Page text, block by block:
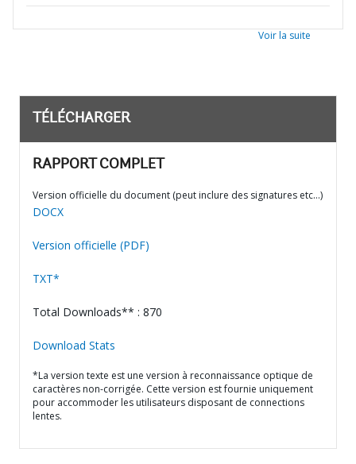
Voir la suite
TÉLÉCHARGER
RAPPORT COMPLET
Version officielle du document (peut inclure des signatures etc…)
DOCX
Version officielle (PDF)
TXT*
Total Downloads** : 870
Download Stats
*La version texte est une version à reconnaissance optique de
caractères non-corrigée. Cette version est fournie uniquement
pour accommoder les utilisateurs disposant de connections
lentes.